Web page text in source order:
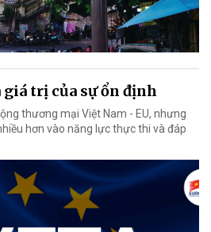
giá trị của sự ổn định
thương mại Việt Nam - EU, nhưng
hơn vào năng lực thực thi và đáp